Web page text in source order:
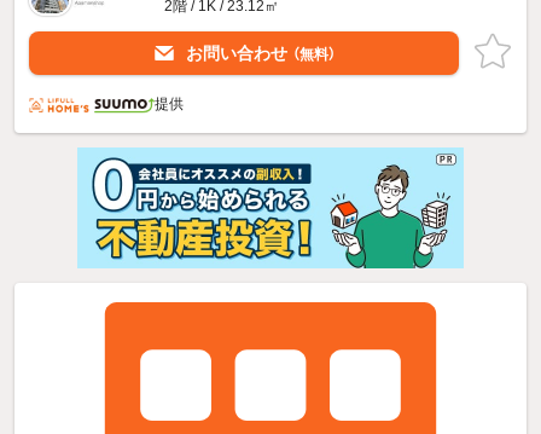
2階 / 1K / 23.12㎡
お問い合わせ （無料）
提供